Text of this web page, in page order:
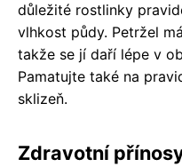
důležité rostlinky
vlhkost půdy. Petržel
takže se jí daří lépe v
Pamatujte také na
sklizeň.
Zdravotní